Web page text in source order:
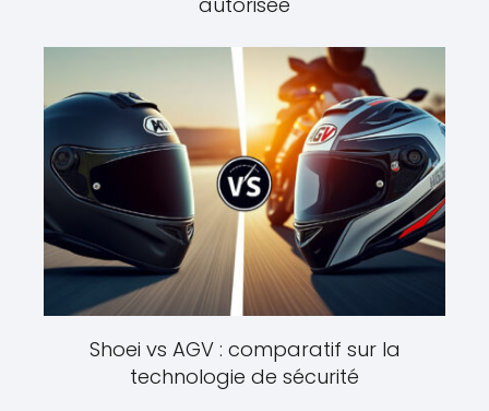
Shoei vs AGV : comparatif sur la
technologie de sécurité